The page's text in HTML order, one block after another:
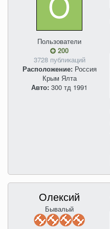
Пользователи
200
3728 публикаций
Расположение:Россия
Крым Ялта
Авто: 300 тд 1991
Олексий
Бывалый